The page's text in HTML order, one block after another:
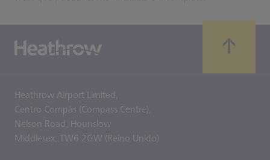
Heathrow Airport Limited,
Centro Compás (Compass Centre),
Nelson Road, Hounslow
Middlesex, TW6 2GW (Reino Unido)